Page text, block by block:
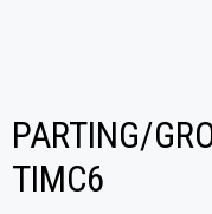
PARTING/
TIMC6